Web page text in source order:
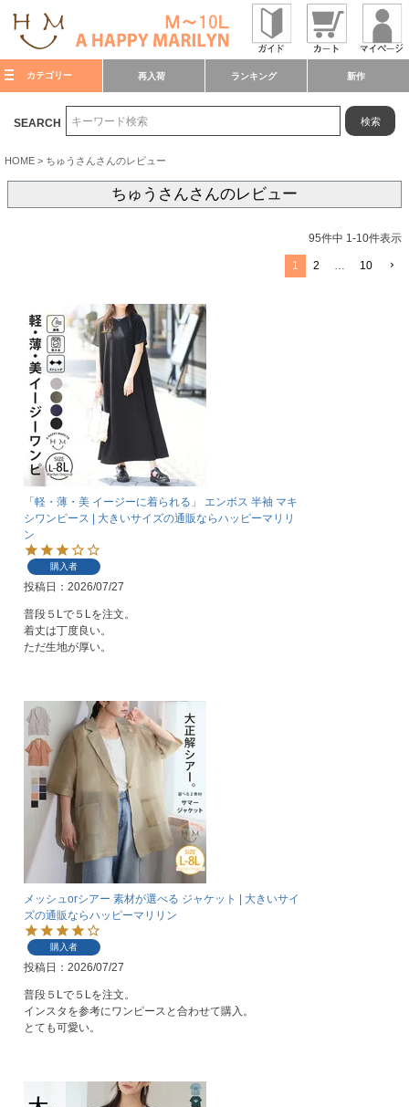
カテゴリー 再入荷 ランキング 新作
SEARCH 検索
HOME ちゅうさんさんのレビュー
ちゅうさんさんのレビュー
95件中 1-10件表示
1 2 … 10
「軽・薄・美 イージーに着られる」 エンボス 半袖 マキ
シワンピース | 大きいサイズの通販ならハッピーマリリ
ン
購入者
投稿日 2026/07/27
普段５Lで５Lを注文。
着丈は丁度良い。
ただ生地が厚い。
メッシュorシアー 素材が選べる ジャケット | 大きいサイ
ズの通販ならハッピーマリリン
購入者
投稿日 2026/07/27
普段５Lで５Lを注文。
インスタを参考にワンピースと合わせて購入。
とても可愛い。